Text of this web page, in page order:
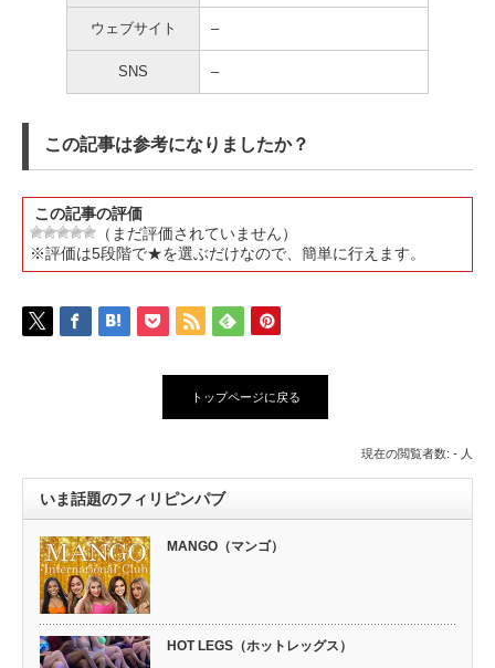
ウェブサイト –
SNS –
この記事は参考になりましたか？
この記事の評価
（まだ評価されていません）
※評価は5段階で★を選ぶだけなので、簡単に行えます。
トップページに戻る
現在の閲覧者数: - 人
いま話題のフィリピンパブ
MANGO（マンゴ）
HOT LEGS（ホットレッグス）